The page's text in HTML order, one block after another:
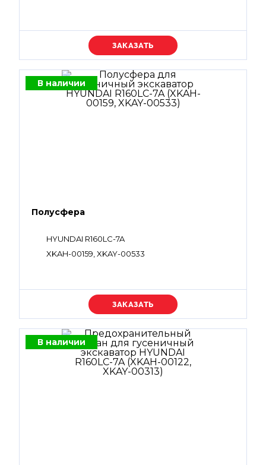
Уточняйте цену
В наличии
Полусфера
HYUNDAI R160LC-7A
XKAH-00159, XKAY-00533
Уточняйте цену
В наличии